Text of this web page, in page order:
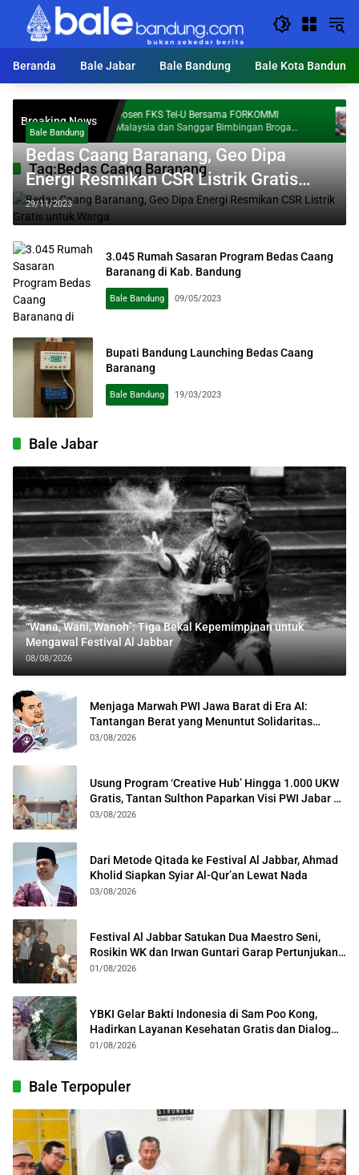
Langsung
konten
Beranda
Bale Jabar Bale Bandung Bale Kota Bandung
Breaking News
Al
Dosen FKS Tel-U Bersama FORKOMMI
Malaysia dan Sanggar Bimbingan Broga
Perkuat Kolaborasi Internasional melalui
Pengabdian kepada Masyarakat
Tag:Bedas Caang Baranang
Bale Bandung
Bedas Caang Baranang, Geo Dipa
Energi Resmikan CSR Listrik Gratis
untuk Warga
29/11/2023
3.045 Rumah Sasaran Program Bedas Caang
Baranang di Kab. Bandung
Bale Bandung 09/05/2023
Bupati Bandung Launching Bedas Caang
Baranang
Bale Bandung 19/03/2023
Bale Jabar
“Wana, Wani, Wanoh”: Tiga Bekal Kepemimpinan untuk
Mengawal Festival Al Jabbar
08/08/2026
Menjaga Marwah PWI Jawa Barat di Era AI:
Tantangan Berat yang Menuntut Solidaritas
Lintas Generasi
03/08/2026
Usung Program ‘Creative Hub’ Hingga 1.000 UKW
Gratis, Tantan Sulthon Paparkan Visi PWI Jabar di
Kota Bogor
03/08/2026
Dari Metode Qitada ke Festival Al Jabbar, Ahmad
Kholid Siapkan Syiar Al-Qur’an Lewat Nada
03/08/2026
Festival Al Jabbar Satukan Dua Maestro Seni,
Rosikin WK dan Irwan Guntari Garap Pertunjukan
Kolosal
01/08/2026
YBKI Gelar Bakti Indonesia di Sam Poo Kong,
Hadirkan Layanan Kesehatan Gratis dan Dialog
Kebangsaan
01/08/2026
Bale Terpopuler